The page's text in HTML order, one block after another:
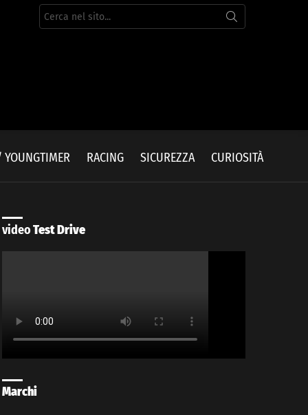
Cerca
per:
YOUNGTIMER RACING SICUREZZA CURIOSITÀ
videoTest Drive
Marchi